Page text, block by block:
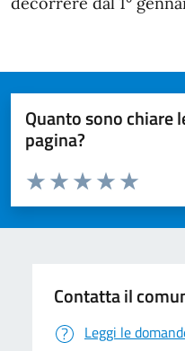
Quanto sono chiare
pagina?
Valuta da 1 a 5 stelle la pagina
Valuta 5
Valuta 4
Valuta 3 stelle su
Valuta 2 stelle su 5
Valuta 1 stelle su 5
Contatta il
Leggi le